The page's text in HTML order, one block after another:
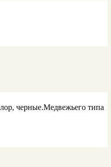
черные.Медвежьего типа